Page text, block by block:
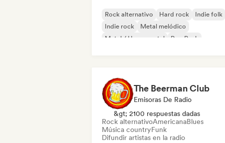
Rock alternativo Hard rock
Indie folk
Indie rock
Metal melódico
Metal / Heavy metal
Pop Punk
The Beerman Club
Emisoras De Radio
&gt; 2100 respuestas dadas
Rock alternativoAmericanaBlues
Música countryFunk
Difundir artistas en la radio